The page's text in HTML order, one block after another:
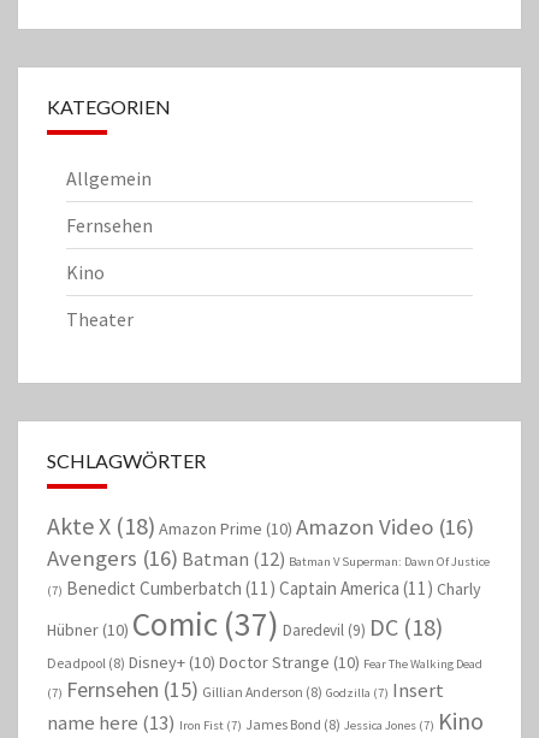
KATEGORIEN
Allgemein
Fernsehen
Kino
Theater
SCHLAGWÖRTER
Akte X (18) Amazon Prime (10) Amazon Video (16)
Avengers (16) Batman (12) Batman V Superman: Dawn Of Justice
(7) Benedict Cumberbatch (11) Captain America (11) Charly
Hübner (10) Comic (37) Daredevil (9) DC (18)
Deadpool (8) Disney+ (10) Doctor Strange (10) Fear The Walking Dead
(7) Fernsehen (15) Gillian Anderson (8) Godzilla (7) Insert
name here (13) Iron Fist (7) James Bond (8) Jessica Jones (7) Kino